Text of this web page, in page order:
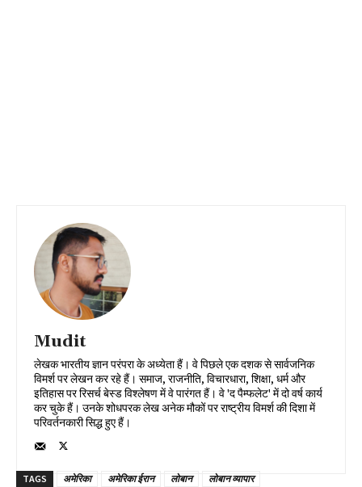
Mudit
लेखक भारतीय ज्ञान परंपरा के अध्येता हैं। वे पिछले एक दशक से सार्वजनिक
विमर्श पर लेखन कर रहे हैं। समाज, राजनीति, विचारधारा, शिक्षा, धर्म और
इतिहास पर रिसर्च बेस्ड विश्लेषण में वे पारंगत हैं। वे 'द पैम्फलेट' में दो वर्ष कार्य
कर चुके हैं। उनके शोधपरक लेख अनेक मौकों पर राष्ट्रीय विमर्श की दिशा में
परिवर्तनकारी सिद्ध हुए हैं।
TAGS अमेरिका अमेरिका ईरान लोबान लोबान व्यापार